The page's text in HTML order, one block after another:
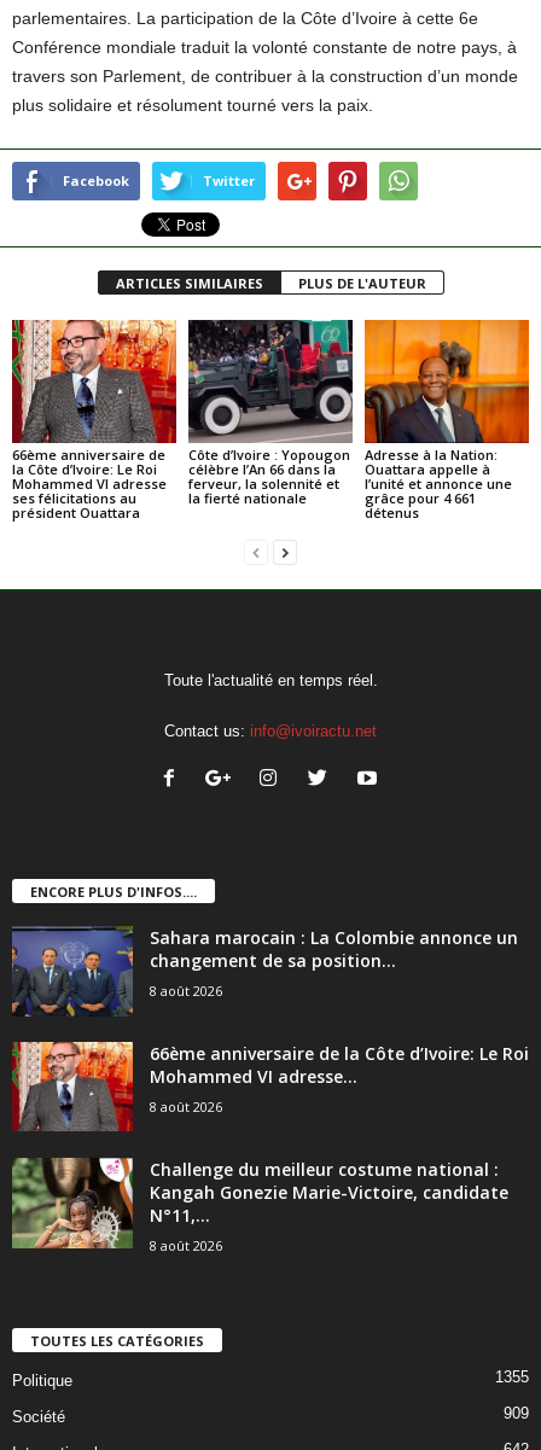
parlementaires. La participation de la Côte d’Ivoire à cette 6e
Conférence mondiale traduit la volonté constante de notre pays, à
travers son Parlement, de contribuer à la construction d’un monde
plus solidaire et résolument tourné vers la paix.
Facebook Twitter
ARTICLES SIMILAIRES PLUS DE L'AUTEUR
66ème anniversaire de
la Côte d’Ivoire: Le Roi
Mohammed VI adresse
ses félicitations au
président Ouattara
Côte d’Ivoire : Yopougon
célèbre l’An 66 dans la
ferveur, la solennité et
la fierté nationale
Adresse à la Nation:
Ouattara appelle à
l’unité et annonce une
grâce pour 4 661
détenus
Toute l'actualité en temps réel.
Contact us: info@ivoiractu.net
ENCORE PLUS D'INFOS....
Sahara marocain : La Colombie annonce un
changement de sa position...
8 août 2026
66ème anniversaire de la Côte d’Ivoire: Le Roi
Mohammed VI adresse...
8 août 2026
Challenge du meilleur costume national :
Kangah Gonezie Marie-Victoire, candidate
N°11,...
8 août 2026
TOUTES LES CATÉGORIES
Politique 1355
Société 909